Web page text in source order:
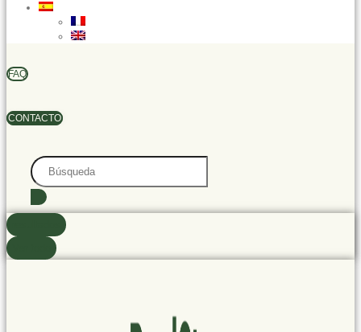
FAQ
CONTACTO
Search
...